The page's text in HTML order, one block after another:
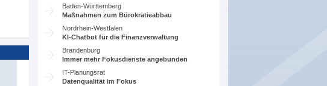
Baden-Württemberg
Maßnahmen zum Bürokratieabbau
Nordrhein-Westfalen
KI-Chatbot für die Finanzverwaltung
Brandenburg
Immer mehr Fokusdienste angebunden
IT-Planungsrat
Datenqualität im Fokus